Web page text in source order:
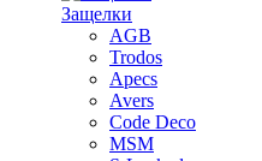
Защелки
AGB
Trodos
Apecs
Avers
Code Deco
MSM